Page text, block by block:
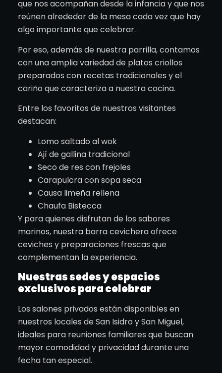
que nos acompañan desde la infancia y que nos
reúnen alrededor de la mesa cada vez que hay
algo importante que celebrar.
Por eso, además de nuestra parrilla, contamos
con una amplia variedad de platos criollos
preparados con recetas tradicionales y el
cariño que caracteriza a nuestra cocina.
Entre los favoritos de nuestros visitantes
destacan:
Lomo saltado al wok
Ají de gallina tradicional
Seco de res con frejoles
Carapulcra con sopa seca
Causa limeña rellena
Chaufa Bistecca
Y para quienes disfrutan de los sabores
marinos, nuestra barra cevichera ofrece
ceviches y preparaciones frescas que
complementan la experiencia.
Nuestras sedes y espacios
exclusivos para celebrar
Los salones privados están disponibles en
nuestros locales de San Isidro y San Miguel,
ideales para reuniones familiares que buscan
mayor comodidad y privacidad durante una
fecha tan especial.